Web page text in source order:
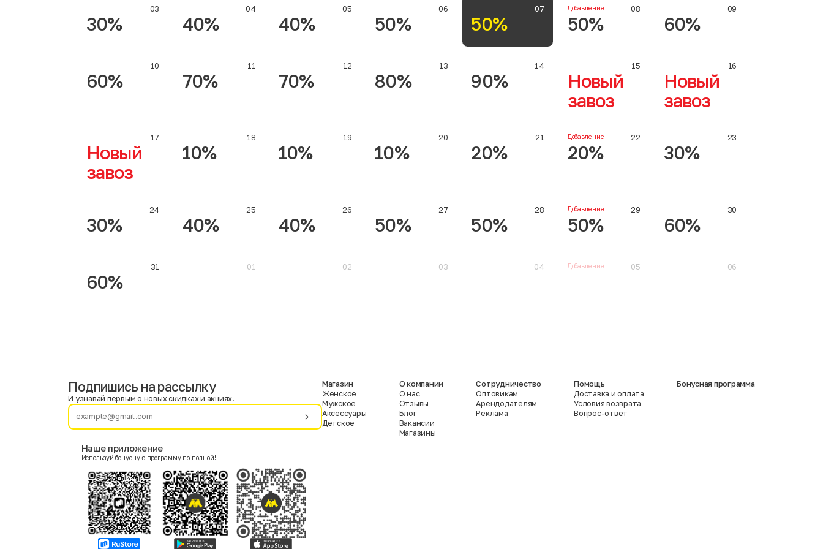
03
30%
04
40%
05
40%
06
50%
07
50%
Добавление 08
50%
09
60%
10
60%
11
70%
12
70%
13
80%
14
90%
15
Новый
завоз
16
Новый
завоз
17
Новый
завоз
18
10%
19
10%
20
10%
21
20%
Добавление 22
20%
23
30%
24
30%
25
40%
26
40%
27
50%
28
50%
Добавление 29
50%
30
60%
31
60%
01 02 03 04 Добавление 05 06
Фамилия
Женский
Согласие на получение чеков по электронной почте
Подпишись на рассылку
И узнавай первым о новых скидках и акциях.
Наше приложение
Используй бонусную программу по полной!
Магазин
Женское
Мужское
Аксессуары
Детское
О компании
О нас
Отзывы
Блог
Вакансии
Магазины
Сотрудничество
Оптовикам
Арендодателям
Реклама
Помощь
Доставка и оплата
Условия возврата
Вопрос-ответ
Бонусная программа